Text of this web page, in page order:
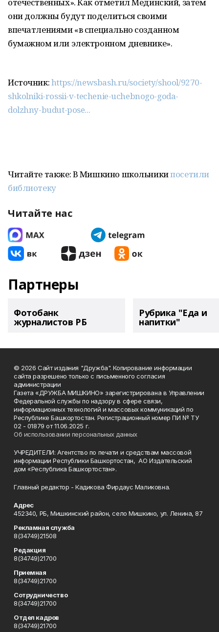
они должны будут поделиться своими
впечатлениями «в специально созданном
бумажном или электронном дневнике».
Источник:https://newsbash.ru/society/shool/9270-
shkolniki-rossii-v-techenie-uchebnogo-goda-
dolzhny-budut-pose...
Читайте также: В Мишкино школьникипосетили
библиотеку
Читайте нас
Партнеры
Фотобанк
журналистов РБ
Рубрика "Еда и
напитки"
© 2026 Сайт издания "Дружба". Копирование информации
сайта разрешено только с письменного согласия
администрации
Газета «ДРУЖБА МИШКИНО» зарегистрирована в Управлении
Федеральной службы по надзору в сфере связи,
информационных технологий и массовых коммуникаций по
Республике Башкортостан. Регистрационный номер ПИ № ТУ
02 - 01879 от 11.06.2025 г.
Об использовании персональных данных
УЧРЕДИТЕЛИ: Агентство по печати и средствам массовой
информации Республики Башкортостан, АО Издательский
дом «Республика Башкортостан».
Главный редактор - Кадикова Фирдаус Маликовна.
Адрес
452340, РБ, Мишкинский район, село Мишкино, ул. Ленина, 87
Рекламная служба
8(34749)21508
Редакция
8(34749)21700
Приемная
8(34749)21700
Сотрудничество
8(34749)21700
Отдел кадров
8(34749)21700